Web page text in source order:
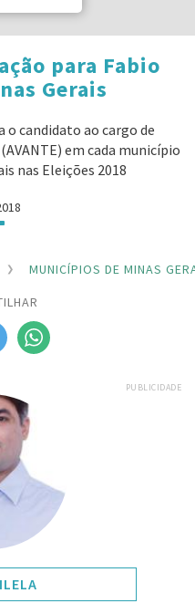
para Fabio
Gerais
o candidato ao cargo de
em cada município
nas Eleições 2018
MUNICÍPIOS DE MINAS
PUBLICIDADE